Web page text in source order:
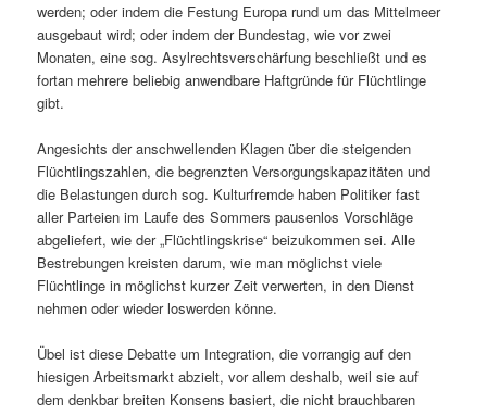
werden; oder indem die Festung Europa rund um das Mittelmeer
ausgebaut wird; oder indem der Bundestag, wie vor zwei
Monaten, eine sog. Asylrechtsverschärfung beschließt und es
fortan mehrere beliebig anwendbare Haftgründe für Flüchtlinge
gibt.
Angesichts der anschwellenden Klagen über die steigenden
Flüchtlingszahlen, die begrenzten Versorgungskapazitäten und
die Belastungen durch sog. Kulturfremde haben Politiker fast
aller Parteien im Laufe des Sommers pausenlos Vorschläge
abgeliefert, wie der „Flüchtlingskrise“ beizukommen sei. Alle
Bestrebungen kreisten darum, wie man möglichst viele
Flüchtlinge in möglichst kurzer Zeit verwerten, in den Dienst
nehmen oder wieder loswerden könne.
Übel ist diese Debatte um Integration, die vorrangig auf den
hiesigen Arbeitsmarkt abzielt, vor allem deshalb, weil sie auf
dem denkbar breiten Konsens basiert, die nicht brauchbaren